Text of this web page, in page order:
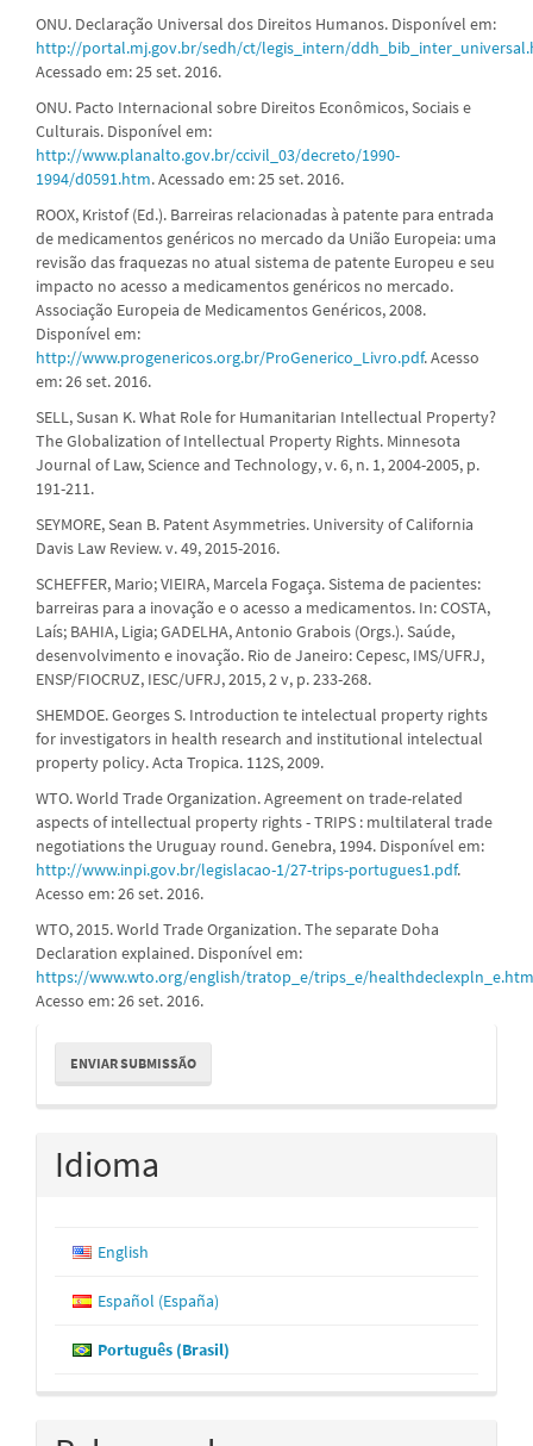
ONU. Declaração Universal dos Direitos Humanos. Disponível em:
http://portal.mj.gov.br/sedh/ct/legis_intern/
Acessado em: 25 set. 2016.
ONU. Pacto Internacional sobre Direitos Econômicos, Sociais e
Culturais. Disponível em:
http://www.planalto.gov.br/ccivil_03/decreto/1990-
1994/d0591.htm. Acessado em: 25 set. 2016.
ROOX, Kristof (Ed.). Barreiras relacionadas à patente para entrada
de medicamentos genéricos no mercado da União Europeia: uma
revisão das fraquezas no atual sistema de patente Europeu e seu
impacto no acesso a medicamentos genéricos no mercado.
Associação Europeia de Medicamentos Genéricos, 2008.
Disponível em:
http://www.progenericos.org.br/ProGenerico_Livro.pdf. Acesso
em: 26 set. 2016.
SELL, Susan K. What Role for Humanitarian Intellectual Property?
The Globalization of Intellectual Property Rights. Minnesota
Journal of Law, Science and Technology, v. 6, n. 1, 2004-2005, p.
191-211.
SEYMORE, Sean B. Patent Asymmetries. University of California
Davis Law Review. v. 49, 2015-2016.
SCHEFFER, Mario; VIEIRA, Marcela Fogaça. Sistema de pacientes:
barreiras para a inovação e o acesso a medicamentos. In: COSTA,
Laís; BAHIA, Ligia; GADELHA, Antonio Grabois (Orgs.). Saúde,
desenvolvimento e inovação. Rio de Janeiro: Cepesc, IMS/UFRJ,
ENSP/FIOCRUZ, IESC/UFRJ, 2015, 2 v, p. 233-268.
SHEMDOE. Georges S. Introduction te intelectual property rights
for investigators in health research and institutional intelectual
property policy. Acta Tropica. 112S, 2009.
WTO. World Trade Organization. Agreement on trade-related
aspects of intellectual property rights - TRIPS : multilateral trade
negotiations the Uruguay round. Genebra, 1994. Disponível em:
http://www.inpi.gov.br/legislacao-1/27-trips-portugues1.pdf.
Acesso em: 26 set. 2016.
WTO, 2015. World Trade Organization. The separate Doha
Declaration explained. Disponível em:
https://www.wto.org/english/tratop_e/trips_e/healthdeclexpln_e.htm
Acesso em: 26 set. 2016.
Enviar
Submissão
ENVIAR SUBMISSÃO
Idioma
English
Español (España)
Português (Brasil)